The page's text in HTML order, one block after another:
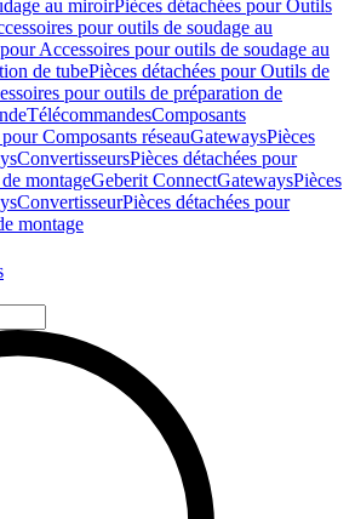
au miroirPièces détachées pour Outils
pour outils de soudage au
Accessoires pour outils de soudage au
de tubePièces détachées pour Outils de
pour outils de préparation de
TélécommandesComposants
Composants réseauGatewaysPièces
ConvertisseursPièces détachées pour
montageGeberit ConnectGatewaysPièces
ConvertisseurPièces détachées pour
montage